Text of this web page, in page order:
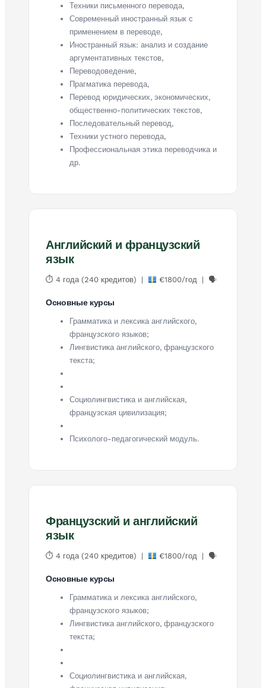
Техники письменного перевода,
Современный иностранный язык с
применением в переводе,
Иностранный язык: анализ и создание
аргументативных текстов,
Переводоведение,
Прагматика перевода,
Перевод юридических, экономических,
общественно-политических текстов,
Последовательный перевод,
Техники устного перевода,
Профессиональная этика переводчика и
др.
Английский и французский
язык
⏱ 4 года (240 кредитов) | €1800/год | 🗣
Основные курсы
Грамматика и лексика английского,
французского языков;
Лингвистика английского, французского
текста;
Социолингвистика и английская,
французская цивилизация;
Психолого-педагогический модуль.
Французский и английский
язык
⏱ 4 года (240 кредитов) | €1800/год | 🗣
Основные курсы
Грамматика и лексика английского,
французского языков;
Лингвистика английского, французского
текста;
Социолингвистика и английская,